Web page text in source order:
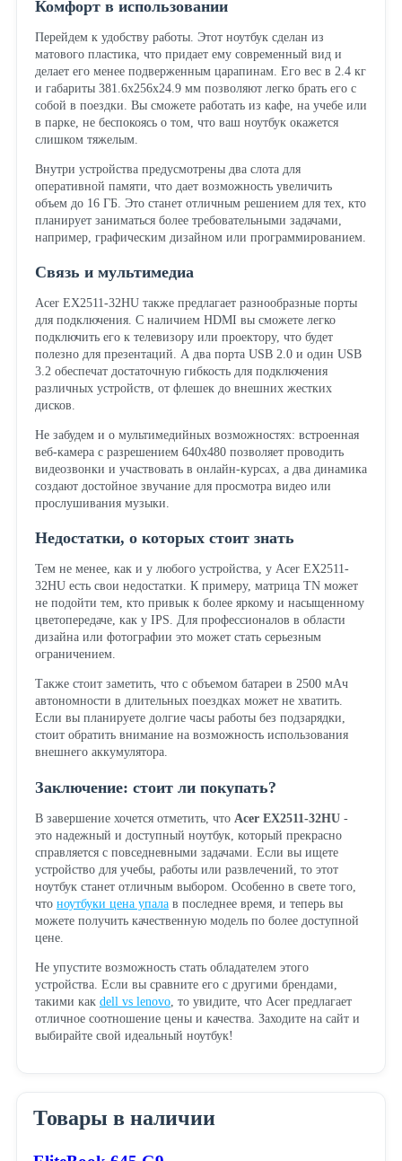
Комфорт в использовании
Перейдем к удобству работы. Этот ноутбук сделан из
матового пластика, что придает ему современный вид и
делает его менее подверженным царапинам. Его вес в 2.4 кг
и габариты 381.6x256x24.9 мм позволяют легко брать его с
собой в поездки. Вы сможете работать из кафе, на учебе или
в парке, не беспокоясь о том, что ваш ноутбук окажется
слишком тяжелым.
Внутри устройства предусмотрены два слота для
оперативной памяти, что дает возможность увеличить
объем до 16 ГБ. Это станет отличным решением для тех, кто
планирует заниматься более требовательными задачами,
например, графическим дизайном или программированием.
Связь и мультимедиа
Acer EX2511-32HU также предлагает разнообразные порты
для подключения. С наличием HDMI вы сможете легко
подключить его к телевизору или проектору, что будет
полезно для презентаций. А два порта USB 2.0 и один USB
3.2 обеспечат достаточную гибкость для подключения
различных устройств, от флешек до внешних жестких
дисков.
Не забудем и о мультимедийных возможностях: встроенная
веб-камера с разрешением 640x480 позволяет проводить
видеозвонки и участвовать в онлайн-курсах, а два динамика
создают достойное звучание для просмотра видео или
прослушивания музыки.
Недостатки, о которых стоит знать
Тем не менее, как и у любого устройства, у Acer EX2511-
32HU есть свои недостатки. К примеру, матрица TN может
не подойти тем, кто привык к более яркому и насыщенному
цветопередаче, как у IPS. Для профессионалов в области
дизайна или фотографии это может стать серьезным
ограничением.
Также стоит заметить, что с объемом батареи в 2500 мАч
автономности в длительных поездках может не хватить.
Если вы планируете долгие часы работы без подзарядки,
стоит обратить внимание на возможность использования
внешнего аккумулятора.
Заключение: стоит ли покупать?
В завершение хочется отметить, что Acer EX2511-32HU-
это надежный и доступный ноутбук, который прекрасно
справляется с повседневными задачами. Если вы ищете
устройство для учебы, работы или развлечений, то этот
ноутбук станет отличным выбором. Особенно в свете того,
что ноутбуки цена упалав последнее время, и теперь вы
можете получить качественную модель по более доступной
цене.
Не упустите возможность стать обладателем этого
устройства. Если вы сравните его с другими брендами,
такими как dell vs lenovo, то увидите, что Acer предлагает
отличное соотношение цены и качества. Заходите на сайт и
выбирайте свой идеальный ноутбук!
Товары в наличии